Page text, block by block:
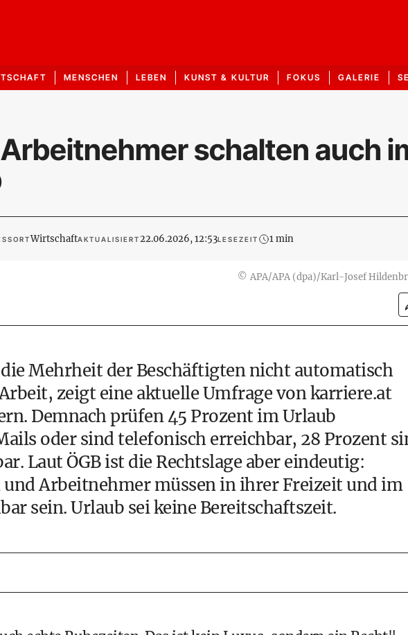
MENSCHEN LEBEN KUNST & KULTUR FOKUS GALERIE
schalten auch
WirtschaftAKTUALISIERT22.06.2026, 12:53LESEZEIT 1 min
© APA/APA (dpa)/Karl-Josef
Mehrheit der Beschäftigten nicht automatisch
zeigt eine aktuelle Umfrage von karriere.at
Demnach prüfen 45 Prozent im Urlaub
oder sind telefonisch erreichbar, 28 Prozent
Laut ÖGB ist die Rechtslage aber eindeutig:
Arbeitnehmer müssen in ihrer Freizeit und im
sein. Urlaub sei keine Bereitschaftszeit.